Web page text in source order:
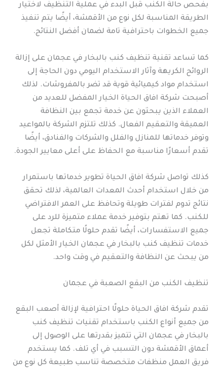
بفحص حالة الكنب قبل البدء في عملية التنظيف لاختيار
الطريقة المناسبة لكل نوع من الأقمشة، أيضًا يتم تنفيذ
جميع الخطوات باحترافية تامة لضمان أفضل النتائج.
كما تساعد تقنية تنظيف كنب بالبخار في عجمان على إزالة
الروائح الكريهة وآثار الاستخدام اليومي دون الحاجة إلى
استخدام مواد كيميائية قوية قد تضر بالمفروشات. لذلك
أصبحت شركة افاق الحياة الخيار المفضل للعديد من
العملاء الذين يبحثون عن خدمة تجمع بين النظافة
العميقة والتعقيم الفعال. كذلك تلتزم الشركة بالمواعيد
وتوفر خدماتها للمنازل والفلل والشركات والفنادق، أيضًا
تقدم أسعارًا مناسبة مع الحفاظ على أعلى معايير الجودة.
كذلك تواصل شركة افاق الحياة تطوير خدماتها باستمرار
من خلال استخدام أحدث المعدات العالمية، لذلك تحقق
نتائج تدوم لفترات طويلة وتحافظ على العمر الافتراضي
للكنب. كما تهتم بتوفير خدمة عملاء متميزة للرد على
جميع الاستفسارات، أيضًا تقدم حلولًا متكاملة تجعل
خدمات تنظيف كنب بالبخار في عجمان الخيار الأمثل لكل
من يبحث عن النظافة والتعقيم في وقت واحد.
تنظيف الكنب من البقع الصعبة في عجمان
تقدم شركة افاق الحياة حلولًا احترافية لإزالة أصعب البقع
من جميع أنواع الكنب باستخدام تقنيات تنظيف كنب
بالبخار في عجمان التي تتميز بقدرتها على الوصول إلى
أعماق الأقمشة دون التسبب في أي تلف. كما يستخدم
فريق العمل منظفات متخصصة تناسب طبيعة كل نوع من